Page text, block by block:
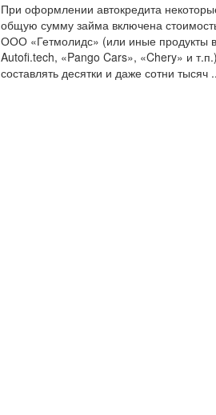
При оформлении автокредита
общую сумму займа включена
ООО «Гетмолидс» (или иные продукты
Autofi.tech, «Pango Cars», «Chery» и
составлять десятки и даже сотни тысяч